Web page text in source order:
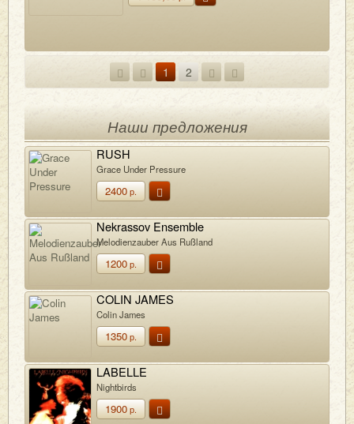
1 2
Наши предложения
RUSH
Grace Under Pressure
2400р.
Nekrassov Ensemble
Melodienzauber Aus Rußland
1200р.
COLIN JAMES
Colin James
1350р.
LABELLE
Nightbirds
1900р.